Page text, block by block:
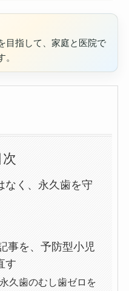
目指して、家庭と医院で
。
次
なく、永久歯を守
事を、予防型小児
す
久歯のむし歯ゼロを